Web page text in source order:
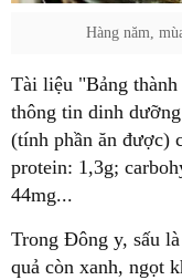
Hàng năm,
Tài liệu "Bảng
thông tin dinh
(tính phần ăn được)
protein: 1,3g;
44mg...
Trong Đông y, sấu
quả còn xanh, ngọt